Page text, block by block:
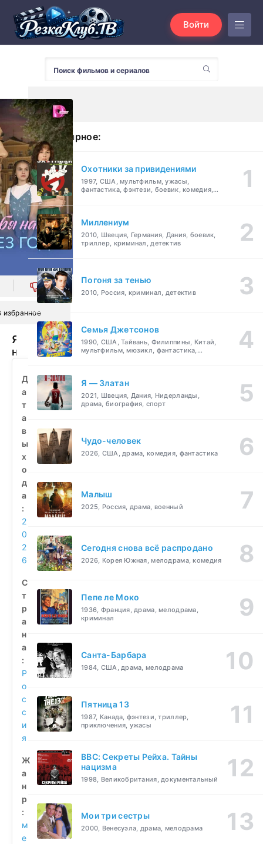
Войти
0
избранное
Я
найду
через
года
(2026)
смотреть
бесплатно
Д
а
т
а
в
ы
х
о
д
а
:
2
0
2
6
С
т
р
а
н
а
:
Р
о
с
с
и
я
Ж
а
н
р
:
м
е
Популярное:
Охотники за привидениями
1997, США, мультфильм, ужасы,
фантастика, фэнтези, боевик, комедия,
Миллениум
2010, Швеция, Германия, Дания, боевик,
триллер, криминал, детектив
Погоня за тенью
2010, Россия, криминал, детектив
Семья Джетсонов
1990, США, Тайвань, Филиппины, Китай,
мультфильм, мюзикл, фантастика,
Я — Златан
2021, Швеция, Дания, Нидерланды,
драма, биография, спорт
Чудо-человек
2026, США, драма, комедия, фантастика
Малыш
2025, Россия, драма, военный
Сегодня снова всё распродано
2026, Корея Южная, мелодрама, комедия
Пепе ле Моко
1936, Франция, драма, мелодрама,
криминал
Санта-Барбара
1984, США, драма, мелодрама
Пятница 13
1987, Канада, фэнтези, триллер,
приключения, ужасы
BBC: Секреты Рейха. Тайны
нацизма
1998, Великобритания, документальный
Мои три сестры
2000, Венесуэла, драма, мелодрама